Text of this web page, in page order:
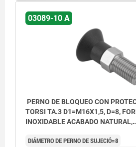
03089-10 A
PERNO DE BLOQUEO CON
TORSI TA.3 D1=M16X1,5, D=8,
INOXIDABLE ACABADO NATURAL,
DIÁMETRO DE PERNO DE SUJECIÓ=8